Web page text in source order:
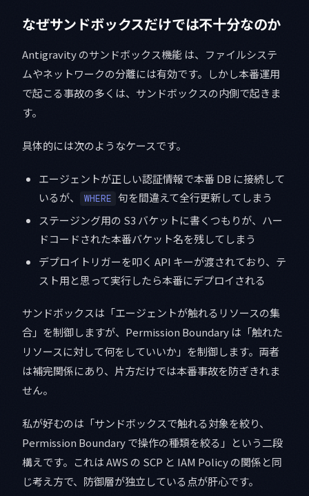
なぜサンドボックスだけでは不十分なのか
Antigravity のサンドボックス機能 は、ファイルシステ
ムやネットワークの分離には有効です。しかし本番運用
で起こる事故の多くは、サンドボックスの内側で起きま
す。
具体的には次のようなケースです。
エージェントが正しい認証情報で本番 DB に接続して
いるが、
WHERE 句を間違えて全行更新してしまう
ステージング用の S3 バケットに書くつもりが、ハー
ドコードされた本番バケット名を残してしまう
デプロイトリガーを叩く API キーが渡されており、テ
スト用と思って実行したら本番にデプロイされる
サンドボックスは「エージェントが触れるリソースの集
合」を制御しますが、Permission Boundary は「触れた
リソースに対して何をしていいか」を制御します。両者
は補完関係にあり、片方だけでは本番事故を防ぎきれま
せん。
私が好むのは「サンドボックスで触れる対象を絞り、
Permission Boundary で操作の種類を絞る」という二段
構えです。これは AWS の SCP と IAM Policy の関係と同
じ考え方で、防御層が独立している点が肝心です。